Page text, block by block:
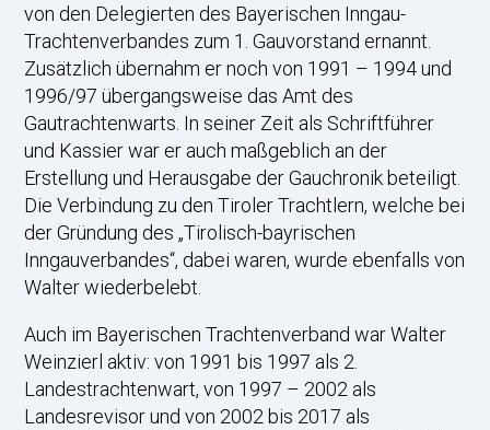
von den Delegierten des Bayerischen Inngau-
Trachtenverbandes zum 1. Gauvorstand ernannt.
Zusätzlich übernahm er noch von 1991 – 1994 und
1996/97 übergangsweise das Amt des
Gautrachtenwarts. In seiner Zeit als Schriftführer
und Kassier war er auch maßgeblich an der
Erstellung und Herausgabe der Gauchronik beteiligt.
Die Verbindung zu den Tiroler Trachtlern, welche bei
der Gründung des „Tirolisch-bayrischen
Inngauverbandes“, dabei waren, wurde ebenfalls von
Walter wiederbelebt.
Auch im Bayerischen Trachtenverband war Walter
Weinzierl aktiv: von 1991 bis 1997 als 2.
Landestrachtenwart, von 1997 – 2002 als
Landesrevisor und von 2002 bis 2017 als